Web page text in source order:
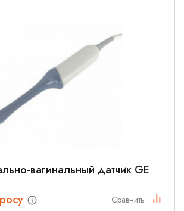
вагинальный датчик GE
Сравнить